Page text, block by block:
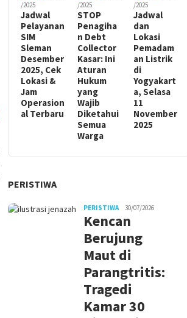
/2025
Jadwal
Pelayanan
SIM
Sleman
Desember
2025, Cek
Lokasi &
Jam
Operasion
al Terbaru
/2025
STOP
Penagiha
n Debt
Collector
Kasar: Ini
Aturan
Hukum
yang
Wajib
Diketahui
Semua
Warga
/2025
Jadwal
dan
Lokasi
Pemadam
an Listrik
di
Yogyakart
a, Selasa
11
November
2025
PERISTIWA
PERISTIWA 30/07/2026
Kencan
Berujung
Maut di
Parangtritis:
Tragedi
Kamar 30